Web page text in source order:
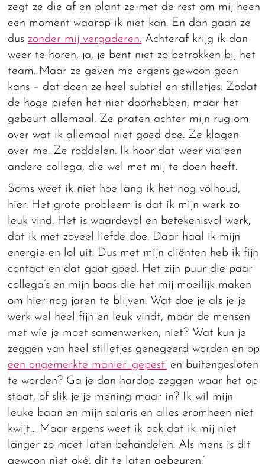
zegt ze die af en plant ze met de rest om mij heen
een moment waarop ik niet kan. En dan gaan ze
duszonder mij vergaderen. Achteraf krijg ik dan
weer te horen, ja, je bent niet zo betrokken bij het
team. Maar ze geven me ergens gewoon geen
kans – dat doen ze heel subtiel en stilletjes. Zodat
de hoge piefen het niet doorhebben, maar het
gebeurt allemaal. Ze praten achter mijn rug om
over wat ik allemaal niet goed doe. Ze klagen
over me. Ze roddelen. Ik hoor dat weer via een
andere collega, die wel met mij te doen heeft.
Soms weet ik niet hoe lang ik het nog volhoud,
hier. Het grote probleem is dat ik mijn werk zo
leuk vind. Het is waardevol en betekenisvol werk,
dat ik met zoveel liefde doe. Daar haal ik mijn
energie en lol uit. Dus met mijn cliënten heb ik fijn
contact en dat gaat goed. Het zijn puur die paar
collega’s en mijn baas die het mij moeilijk maken
om hier nog jaren te blijven. Wat doe je als je je
werk wel heel fijn en leuk vindt, maar de mensen
met wie je moet samenwerken, niet? Wat kun je
zeggen van heel stilletjes genegeerd worden en op
een ongemerkte manier ‘gepest’ en buitengesloten
te worden? Ga je dan hardop zeggen waar het op
staat, of slik je je mening maar in? Ik wil mijn
leuke baan en mijn salaris en alles eromheen niet
kwijt… Maar ergens weet ik ook dat ik mij niet
langer zo moet laten behandelen. Als mens is dit
gewoon niet oké, dit te laten gebeuren.’